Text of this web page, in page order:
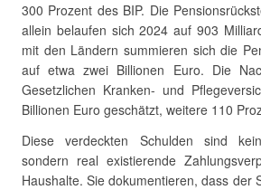
300 Prozent des BIP. Die
allein belaufen sich 2024 auf 903
mit den Ländern summieren sich die
auf etwa zwei Billionen Euro. Die
Gesetzlichen Kranken- und
Billionen Euro geschätzt, weitere 110
Diese verdeckten Schulden sind
sondern real existierende
Haushalte. Sie dokumentieren, dass der